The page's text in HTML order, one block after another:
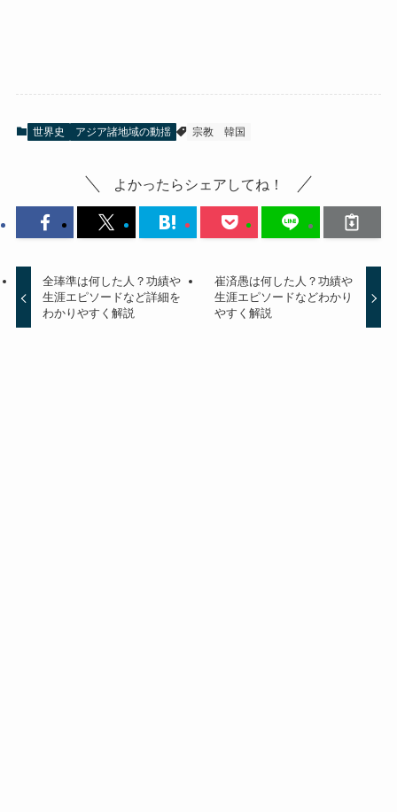
世界史 アジア諸地域の動揺 宗教 韓国
よかったらシェアしてね！
全琫準は何した人？功績や
生涯エピソードなど詳細を
わかりやすく解説
崔済愚は何した人？功績や
生涯エピソードなどわかり
やすく解説